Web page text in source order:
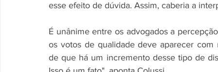
esse efeito de dúvida. Assim, caberia a
É unânime entre os advogados a
os votos de qualidade deve aparecer
de que há um incremento desse tipo de